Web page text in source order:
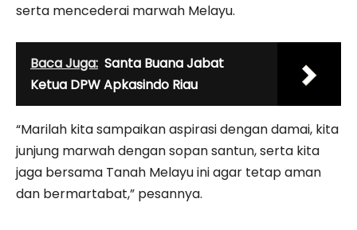
serta mencederai marwah Melayu.
Baca Juga: Santa Buana Jabat
Ketua DPW Apkasindo Riau
“Marilah kita sampaikan aspirasi dengan damai, kita
junjung marwah dengan sopan santun, serta kita
jaga bersama Tanah Melayu ini agar tetap aman
dan bermartabat,” pesannya.